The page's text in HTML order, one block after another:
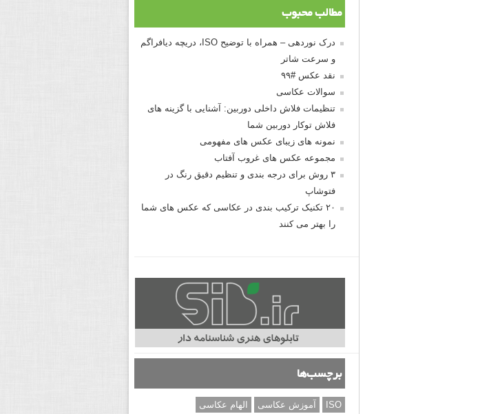
مطالب محبوب
درک نوردهی – همراه با توضیح ISO، دریچه دیافراگم
و سرعت شاتر
نقد عکس #۹۹
سوالات عکاسی
تنظیمات فلاش داخلی دوربین: آشنایی با گزینه های
فلاش توکار دوربین شما
نمونه های زیبای عکس های مفهومی
مجموعه عکس های غروب آفتاب
۳ روش برای درجه بندی و تنظیم دقیق رنگ در
فتوشاپ
۲۰ تکنیک ترکیب بندی در عکاسی که عکس های شما
را بهتر می کنند
برچسب‌ها
ISO آموزش عکاسی
الهام عکاسی